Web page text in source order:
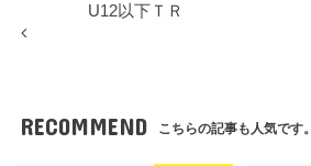
U12以下ＴＲ
RECOMMEND こちらの記事も人気です。